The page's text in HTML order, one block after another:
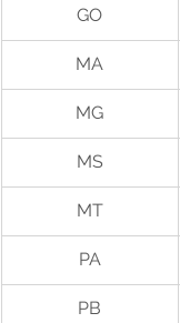
GO
MA
MG
MS
MT
PA
PB